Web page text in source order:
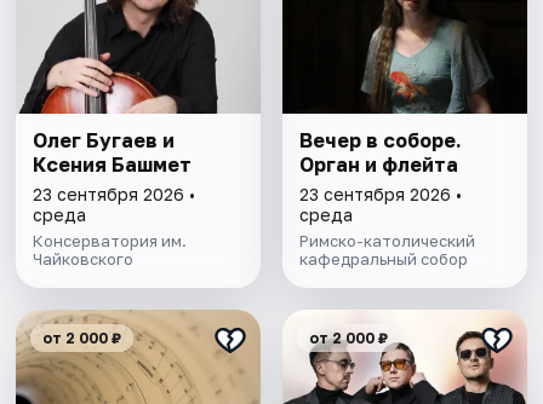
Олег Бугаев и
Ксения Башмет
23 сентября 2026 •
среда
Консерватория им.
Чайковского
Вечер в соборе.
Орган и флейта
23 сентября 2026 •
среда
Римско-католический
кафедральный собор
от 2 000 ₽ от 2 000 ₽